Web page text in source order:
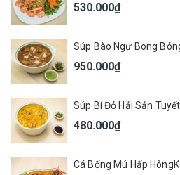
530.000₫
Súp Bào Ngư Bong
950.000₫
Súp Bí Đỏ Hải Sản
480.000₫
Cá Bống Mú Hấp